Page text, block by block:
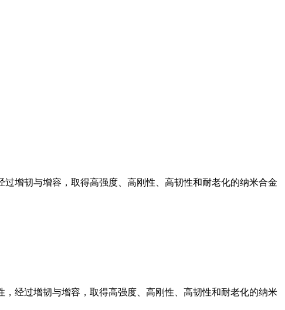
增韧与增容，取得高强度、高刚性、高韧性和耐老化的纳米合金
经过增韧与增容，取得高强度、高刚性、高韧性和耐老化的纳米